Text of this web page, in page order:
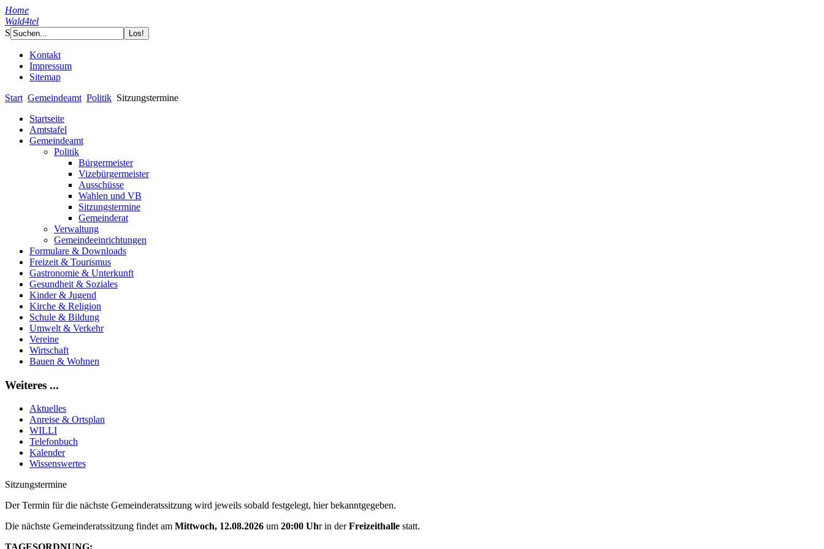
Home
Wald4tel
S
Kontakt
Impressum
Sitemap
Start Gemeindeamt Politik Sitzungstermine
Startseite
Amtstafel
Gemeindeamt
Politik
Bürgermeister
Vizebürgermeister
Ausschüsse
Wahlen und VB
Sitzungstermine
Gemeinderat
Verwaltung
Gemeindeeinrichtungen
Formulare & Downloads
Freizeit & Tourismus
Gastronomie & Unterkunft
Gesundheit & Soziales
Kinder & Jugend
Kirche & Religion
Schule & Bildung
Umwelt & Verkehr
Vereine
Wirtschaft
Bauen & Wohnen
Weiteres ...
Aktuelles
Anreise & Ortsplan
WILLI
Telefonbuch
Kalender
Wissenswertes
Sitzungstermine
Der Termin für die nächste Gemeinderatssitzung wird jeweils sobald festgelegt, hier bekanntgegeben.
Die nächste Gemeinderatssitzung findet am Mittwoch, 12.08.2026 um 20:00 Uhr in derFreizeithalle statt.